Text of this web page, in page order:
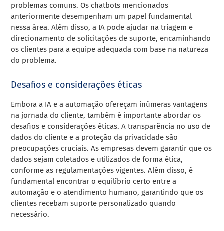
problemas comuns. Os chatbots mencionados
anteriormente desempenham um papel fundamental
nessa área. Além disso, a IA pode ajudar na triagem e
direcionamento de solicitações de suporte, encaminhando
os clientes para a equipe adequada com base na natureza
do problema.
Desafios e considerações éticas
Embora a IA e a automação ofereçam inúmeras vantagens
na jornada do cliente, também é importante abordar os
desafios e considerações éticas. A transparência no uso de
dados do cliente e a proteção da privacidade são
preocupações cruciais. As empresas devem garantir que os
dados sejam coletados e utilizados de forma ética,
conforme as regulamentações vigentes. Além disso, é
fundamental encontrar o equilíbrio certo entre a
automação e o atendimento humano, garantindo que os
clientes recebam suporte personalizado quando
necessário.